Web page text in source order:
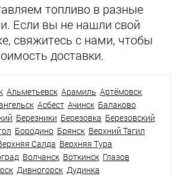
топливо в разные
Если вы не нашли свой
свяжитесь с нами, чтобы
доставки.
Альметьевск Арамиль Артёмовск
Асбест Ачинск Балаково
Березники Березовка Березовский
Бородино Брянск Верхний Тагил
Салда Верхняя Тура
Волчанск Воткинск Глазов
Дивногорск Дудинка